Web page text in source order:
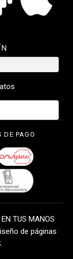
DE PAGO
TUS MANOS
de páginas